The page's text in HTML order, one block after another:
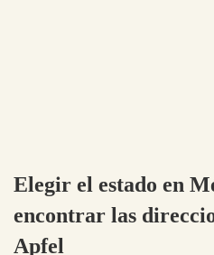
Elegir el estado en
encontrar las
Apfel